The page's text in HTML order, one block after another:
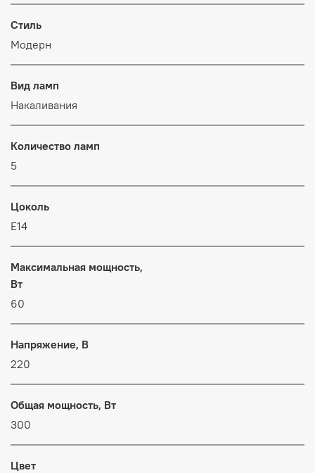
Стиль
Модерн
Вид ламп
Накаливания
Количество ламп
5
Цоколь
E14
Максимальная мощность,
Вт
60
Напряжение, В
220
Общая мощность, Вт
300
Цвет